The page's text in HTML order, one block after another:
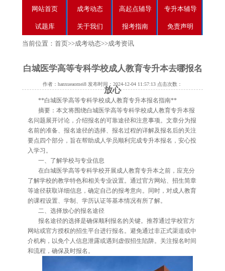
网站首页 成考动态 高起点辅导 专升本辅导
试题库 关于我们 报考指南 免责声明
当前位置： 首页>>成考动态>>成考资讯
白城医学高等专科学校成人教育专升本去哪报名
放心
作者：hanxueaomei8 发布时间：2024-12-04 11:57:13 点击次数：
**白城医学高等专科学校成人教育专升本报名指南**
摘要：本文将围绕白城医学高等专科学校成人教育专升本报
名问题展开讨论，介绍报名的可靠途径和注意事项。文章分为报
名前的准备、报名途径的选择、报名过程的详解及报名后的关注
要点四个部分，旨在帮助成人学员顺利完成专升本报名，安心投
入学习。
一、了解学校与专业信息
在白城医学高等专科学校开展成人教育专升本之前，应充分
了解学校的教学特色和相关专业设置。通过官方网站、招生简章
等途径获取详细信息，确定自己的报考意向。同时，对成人教育
的课程设置、学制、学历认证等基本情况有所了解。
二、选择放心的报名途径
报名途径的选择是确保顺利报名的关键。推荐通过学校官方
网站或官方授权的招生平台进行报名。避免通过非正式渠道或中
介机构，以免个人信息泄露或遇到虚假招生陷阱。关注报名时间
和流程，确保及时报名。